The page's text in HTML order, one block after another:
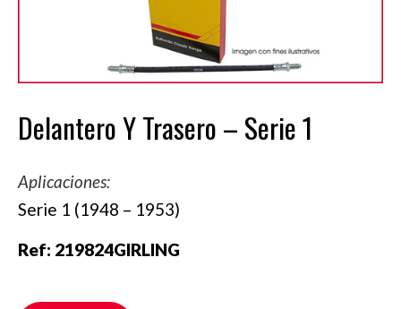
Delantero Y Trasero – Serie 1
Aplicaciones:
Serie 1 (1948 – 1953)
Ref: 219824GIRLING